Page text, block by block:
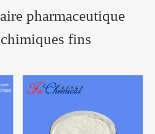
pharmaceutique
fins